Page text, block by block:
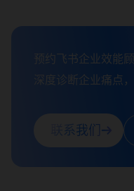
预约飞书企业效能顾
深度诊断企业痛点
联系我们